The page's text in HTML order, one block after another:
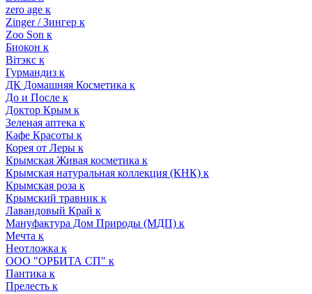
zero age к
Zinger / Зингер к
Zoo Son к
Биокон к
Вiтэкс к
Гурмандиз к
ДК Домашняя Косметика к
До и После к
Доктор Крым к
Зеленая аптека к
Кафе Красоты к
Корея от Леры к
Крымская Живая косметика к
Крымская натуральная коллекция (КНК) к
Крымская роза к
Крымский травник к
Лавандовый Край к
Мануфактура Дом Природы (МДП) к
Мечта к
Неотложка к
ООО "ОРБИТА СП" к
Пантика к
Прелесть к